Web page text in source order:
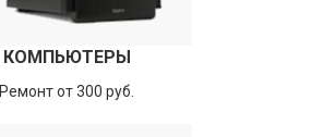
КОМПЬЮТЕРЫ
Ремонт от 300 руб.